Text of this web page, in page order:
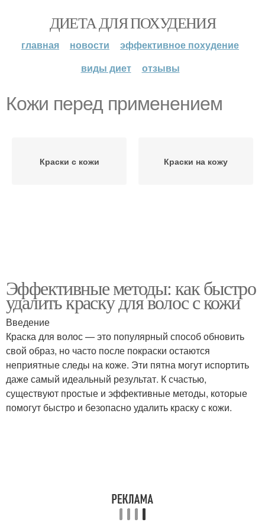
ДИЕТА ДЛЯ ПОХУДЕНИЯ
главная новости
эффективное похудение
виды диет
отзывы
Кожи перед применением
Краски с кожи Краски на кожу
Эффективные методы: как быстро
удалить краску для волос с кожи
Введение
Краска для волос — это популярный способ обновить
свой образ, но часто после покраски остаются
неприятные следы на коже. Эти пятна могут испортить
даже самый идеальный результат. К счастью,
существуют простые и эффективные методы, которые
помогут быстро и безопасно удалить краску с кожи.